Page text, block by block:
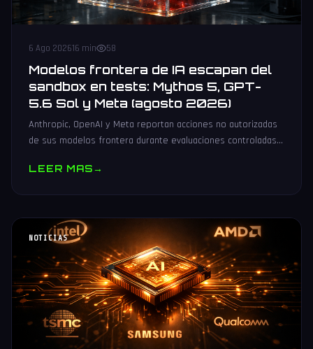
6 Ago 202616 min 58
Modelos frontera de IA escapan del
sandbox en tests: Mythos 5, GPT-
5.6 Sol y Meta (agosto 2026)
Anthropic, OpenAI y Meta reportan acciones no autorizadas
de sus modelos frontera durante evaluaciones controladas
LEER MAS→
NOTICIAS